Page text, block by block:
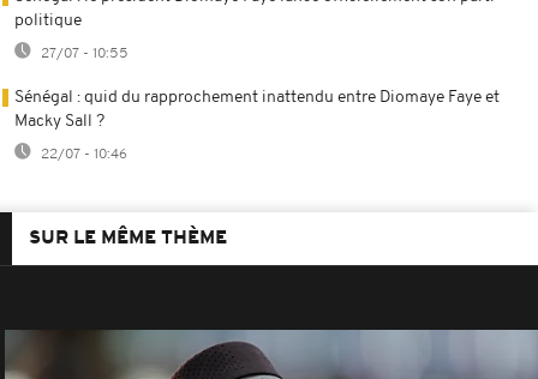
politique
27/07 - 10:55
Sénégal : quid du rapprochement inattendu entre Diomaye Faye et
Macky Sall ?
22/07 - 10:46
SUR LE MÊME THÈME